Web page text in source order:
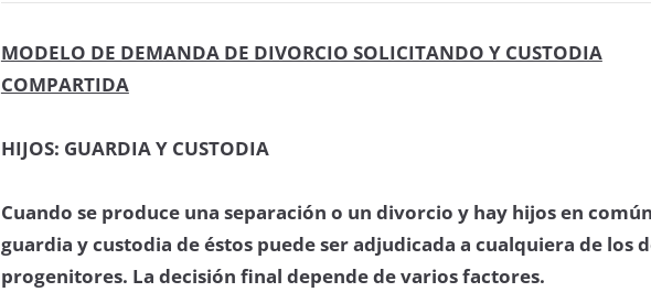
MODELO DE DEMANDA DE DIVORCIO SOLICITANDO Y CUSTODIA
COMPARTIDA
HIJOS: GUARDIA Y CUSTODIA
Cuando se produce una separación o un divorcio y hay hijos en
guardia y custodia de éstos puede ser adjudicada a cualquiera de los
progenitores. La decisión final depende de varios factores.